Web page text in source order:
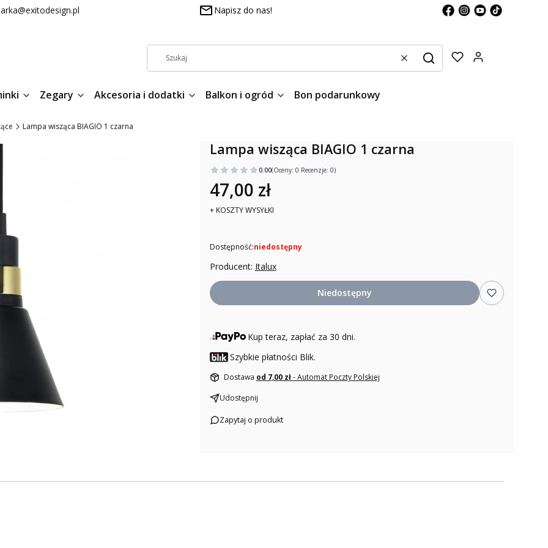
Napisz do nas!
WyczyśćSzukaj
Zegary Akcesoria i dodatki Balkon i ogród Bon podarunkowy
Lampa wisząca BIAGIO 1 czarna
Lampa wisząca BIAGIO 1 czarna
0.00(Oceny: 0 Recenzje: 0)
47,00 zł
+ KOSZTY WYSYŁKI
Dostępność:niedostępny
Producent: Italux
Niedostępny
Kup teraz, zapłać za 30 dni.
Szybkie płatności Blik.
Dostawa od 7,00 zł- Automat Poczty Polskiej
Udostępnij
Zapytaj o produkt